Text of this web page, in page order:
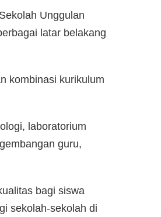
Unggulan
latar belakang
kombinasi kurikulum
laboratorium
guru,
bagi siswa
sekolah-sekolah di